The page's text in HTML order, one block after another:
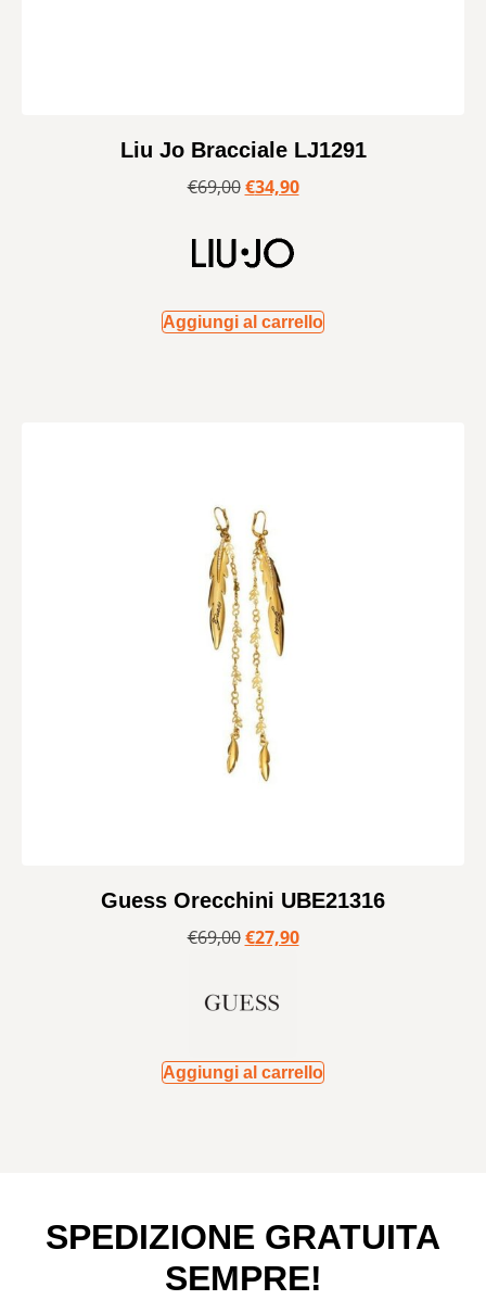
Liu Jo Bracciale LJ1291
€69,00 €34,90
Aggiungi al carrello
Guess Orecchini UBE21316
€69,00 €27,90
Aggiungi al carrello
SPEDIZIONE GRATUITA
SEMPRE!